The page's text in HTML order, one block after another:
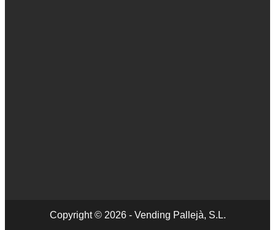
Copyright © 2026 - Vending Pallejà, S.L.